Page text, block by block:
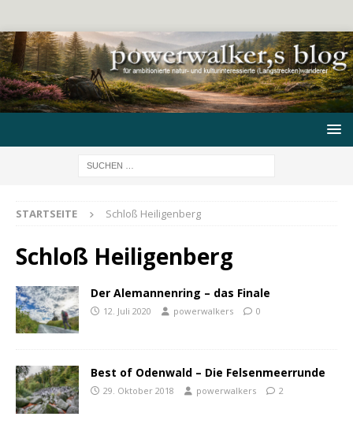
STARTSEITE Schloß Heiligenberg
Schloß Heiligenberg
Der Alemannenring – das Finale
12. Juli 2020 powerwalkers 0
Best of Odenwald – Die Felsenmeerrunde
29. Oktober 2018 powerwalkers 2